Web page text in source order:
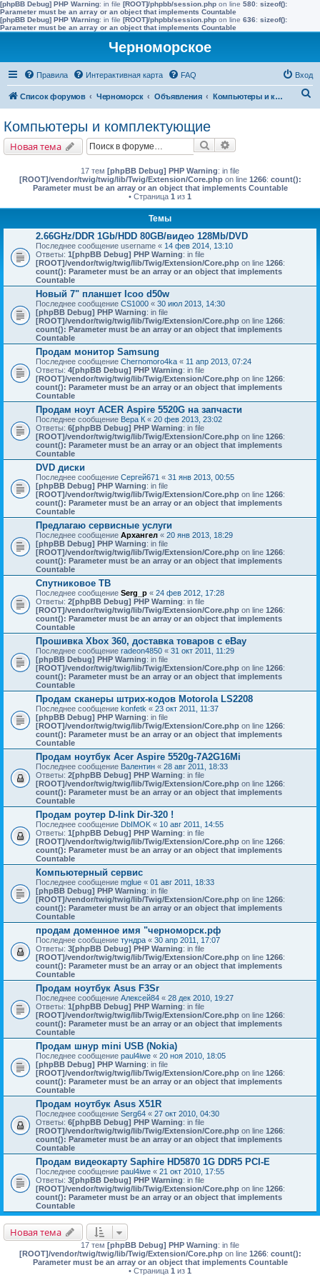
[phpBB Debug] PHP Warning: in file [ROOT]/phpbb/session.php on line 580: sizeof():
Parameter must be an array or an object that implements Countable
[phpBB Debug] PHP Warning: in file [ROOT]/phpbb/session.php on line 636: sizeof():
Parameter must be an array or an object that implements Countable
Черноморское
Правила Интерактивная карта FAQ Вход
Список форумов Черноморск Объявления Компьютеры и комплектующие
Компьютеры и комплектующие
Новая тема Поиск
17 тем [phpBB Debug] PHP Warning: in file
[ROOT]/vendor/twig/twig/lib/Twig/Extension/Core.phpon line 1266: count():
Parameter must be an array or an object that implements Countable
• Страница 1 из 1
Темы
2.66GHz/DDR 1Gb/HDD 80GB/видео 128Mb/DVD
Последнее сообщение username « 14 фев 2014, 13:10
Ответы: 1[phpBB Debug] PHP Warning: in file
[ROOT]/vendor/twig/twig/lib/Twig/Extension/Core.php on line 1266:
count(): Parameter must be an array or an object that implements
Countable
Новый 7" планшет Icoo d50w
Последнее сообщение CS1000 « 30 июл 2013, 14:30
[phpBB Debug] PHP Warning: in file
[ROOT]/vendor/twig/twig/lib/Twig/Extension/Core.php on line 1266:
count(): Parameter must be an array or an object that implements
Countable
Продам монитор Samsung
Последнее сообщение Chernomoro4ka « 11 апр 2013, 07:24
Ответы: 4[phpBB Debug] PHP Warning: in file
[ROOT]/vendor/twig/twig/lib/Twig/Extension/Core.php on line 1266:
count(): Parameter must be an array or an object that implements
Countable
Продам ноут ACER Aspire 5520G на запчасти
Последнее сообщение Вера К « 20 фев 2013, 23:02
Ответы: 6[phpBB Debug] PHP Warning: in file
[ROOT]/vendor/twig/twig/lib/Twig/Extension/Core.php on line 1266:
count(): Parameter must be an array or an object that implements
Countable
DVD диски
Последнее сообщение Сергей671 « 31 янв 2013, 00:55
[phpBB Debug] PHP Warning: in file
[ROOT]/vendor/twig/twig/lib/Twig/Extension/Core.php on line 1266:
count(): Parameter must be an array or an object that implements
Countable
Предлагаю сервисные услуги
Последнее сообщение Архангел « 20 янв 2013, 18:29
[phpBB Debug] PHP Warning: in file
[ROOT]/vendor/twig/twig/lib/Twig/Extension/Core.php on line 1266:
count(): Parameter must be an array or an object that implements
Countable
Спутниковое ТВ
Последнее сообщение Serg_p « 24 фев 2012, 17:28
Ответы: 2[phpBB Debug] PHP Warning: in file
[ROOT]/vendor/twig/twig/lib/Twig/Extension/Core.php on line 1266:
count(): Parameter must be an array or an object that implements
Countable
Прошивка Xbox 360, доставка товаров с eBay
Последнее сообщение radeon4850 « 31 окт 2011, 11:29
[phpBB Debug] PHP Warning: in file
[ROOT]/vendor/twig/twig/lib/Twig/Extension/Core.php on line 1266:
count(): Parameter must be an array or an object that implements
Countable
Продам сканеры штрих-кодов Motorola LS2208
Последнее сообщение konfetk « 23 окт 2011, 11:37
[phpBB Debug] PHP Warning: in file
[ROOT]/vendor/twig/twig/lib/Twig/Extension/Core.php on line 1266:
count(): Parameter must be an array or an object that implements
Countable
Продам ноутбук Acer Aspire 5520g-7A2G16Mi
Последнее сообщение Валентин « 28 авг 2011, 18:33
Ответы: 2[phpBB Debug] PHP Warning: in file
[ROOT]/vendor/twig/twig/lib/Twig/Extension/Core.php on line 1266:
count(): Parameter must be an array or an object that implements
Countable
Продам роутер D-link Dir-320 !
Последнее сообщение DbIMOK « 10 авг 2011, 14:55
Ответы: 1[phpBB Debug] PHP Warning: in file
[ROOT]/vendor/twig/twig/lib/Twig/Extension/Core.php on line 1266:
count(): Parameter must be an array or an object that implements
Countable
Компьютерный сервис
Последнее сообщение mglue « 01 авг 2011, 18:33
[phpBB Debug] PHP Warning: in file
[ROOT]/vendor/twig/twig/lib/Twig/Extension/Core.php on line 1266:
count(): Parameter must be an array or an object that implements
Countable
продам доменное имя "черноморск.рф
Последнее сообщение тундра « 30 апр 2011, 17:07
Ответы: 3[phpBB Debug] PHP Warning: in file
[ROOT]/vendor/twig/twig/lib/Twig/Extension/Core.php on line 1266:
count(): Parameter must be an array or an object that implements
Countable
Продам ноутбук Asus F3Sr
Последнее сообщение Алексей84 « 28 дек 2010, 19:27
Ответы: 1[phpBB Debug] PHP Warning: in file
[ROOT]/vendor/twig/twig/lib/Twig/Extension/Core.php on line 1266:
count(): Parameter must be an array or an object that implements
Countable
Продам шнур mini USB (Nokia)
Последнее сообщение paul4iwe « 20 ноя 2010, 18:05
[phpBB Debug] PHP Warning: in file
[ROOT]/vendor/twig/twig/lib/Twig/Extension/Core.php on line 1266:
count(): Parameter must be an array or an object that implements
Countable
Продам ноутбук Asus X51R
Последнее сообщение Serg64 « 27 окт 2010, 04:30
Ответы: 6[phpBB Debug] PHP Warning: in file
[ROOT]/vendor/twig/twig/lib/Twig/Extension/Core.php on line 1266:
count(): Parameter must be an array or an object that implements
Countable
Продам видеокарту Saphire HD5870 1G DDR5 PCI-E
Последнее сообщение paul4iwe « 21 окт 2010, 17:55
Ответы: 3[phpBB Debug] PHP Warning: in file
[ROOT]/vendor/twig/twig/lib/Twig/Extension/Core.php on line 1266:
count(): Parameter must be an array or an object that implements
Countable
Новая тема
17 тем [phpBB Debug] PHP Warning: in file
[ROOT]/vendor/twig/twig/lib/Twig/Extension/Core.phpon line 1266: count():
Parameter must be an array or an object that implements Countable
• Страница 1 из 1